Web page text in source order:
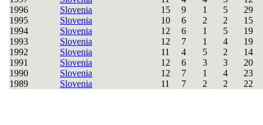
1996
Slovenia 15 9 1 5
29
1995
Slovenia 10 6 2 2
15
1994
Slovenia 12 6 1 5
19
1993
Slovenia 12 7 1 4
19
1992
Slovenia 11 4 5 2
14
1991
Slovenia 12 6 3 3
20
1990
Slovenia 12 7 1 4
23
1989
Slovenia 11 7 2 2 22